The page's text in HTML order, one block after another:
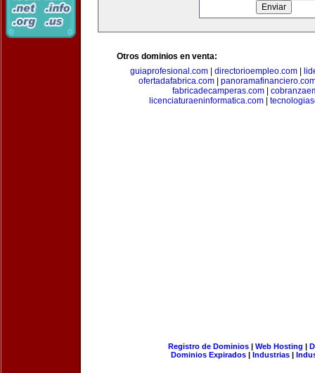
Otros dominios en venta:
guiaprofesional.com| directorioempleo.com|
ofertadafabrica.com|
fabricadecamperas.com
licenciaturaeninformatica.com|
Registro de Dominios| Web Hosting |
Dominios Expirados | Industrias |